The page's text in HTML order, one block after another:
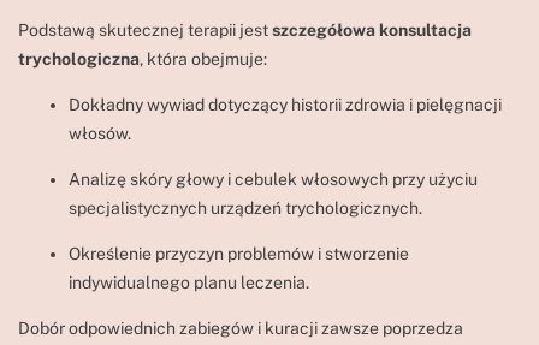
Podstawą skutecznej terapii jestszczegółowa konsultacja
trychologiczna, która obejmuje:
Dokładny wywiad dotyczący historii zdrowia i pielęgnacji
włosów.
Analizę skóry głowy i cebulek włosowych przy użyciu
specjalistycznych urządzeń trychologicznych.
Określenie przyczyn problemów i stworzenie
indywidualnego planu leczenia.
Dobór odpowiednich zabiegów i kuracji zawsze poprzedza